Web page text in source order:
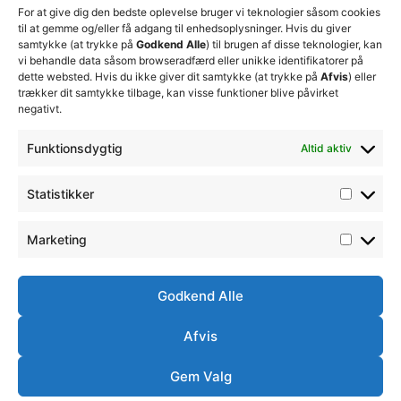
For at give dig den bedste oplevelse bruger vi teknologier såsom cookies
til at gemme og/eller få adgang til enhedsoplysninger. Hvis du giver
samtykke (at trykke på Godkend Alle) til brugen af disse teknologier, kan
vi behandle data såsom browseradfærd eller unikke identifikatorer på
dette websted. Hvis du ikke giver dit samtykke (at trykke på Afvis) eller
trækker dit samtykke tilbage, kan visse funktioner blive påvirket
negativt.
Funktionsdygtig Altid aktiv
Statistikker
Marketing
Godkend Alle
Afvis
Gem Valg
beslutninger
for at
sikre
klubbens
fremtid
Josefine
træder
20. juni 2026
FC - Simsoft